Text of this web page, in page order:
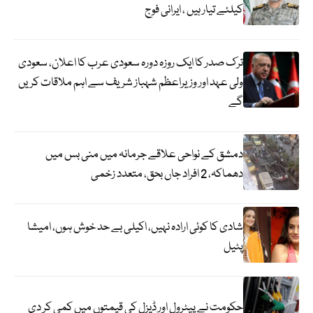
کیلئے تیار ہیں ، ایرانی فوج
ترک صدر کا ایک روزہ دورہ سعودی عرب کا اعلان، سعودی
ولی عہد اور وزیراعظم شہباز شریف سے اہم ملاقات کریں
گے
دمشق کے نواحی علاقے جرمانہ میں منی بس میں
دھماکہ، 2 افراد جاں بحق، متعدد زخمی
شادی کا کوئی ارادہ نہیں، اکیلی بے حد خوش ہوں، امیشا
پٹیل
حکومت نے پیٹرول اور ڈیزل کی قیمتوں میں کمی کر دی